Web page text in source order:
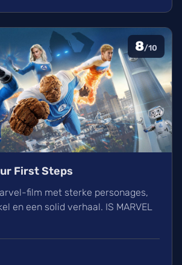
8/10
First Steps
film met sterke personages,
en een solid verhaal. IS MARVEL